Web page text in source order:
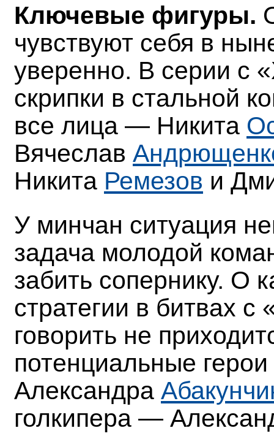
Ключевые фигуры.
чувствуют себя в
уверенно. В серии с
скрипки в стальной
все лица — Никита
Вячеслав
Никита Ремезов и
У минчан ситуация
задача молодой
забить сопернику. О
стратегии в битвах
говорить не
потенциальные
Александра
голкипера —